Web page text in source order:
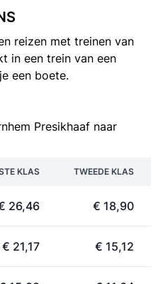
reizen met treinen van
in een trein van een
een boete.
Presikhaaf naar
KLAS TWEEDE KLAS
26,46 € 18,90
€ 21,17 € 15,12